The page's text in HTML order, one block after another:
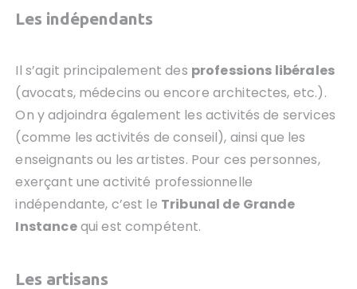
Les indépendants
Il s’agit principalement des professions libérales
(avocats, médecins ou encore architectes, etc.).
On y adjoindra également les activités de services
(comme les activités de conseil), ainsi que les
enseignants ou les artistes. Pour ces personnes,
exerçant une activité professionnelle
indépendante, c’est le Tribunal de Grande
Instancequi est compétent.
Les artisans